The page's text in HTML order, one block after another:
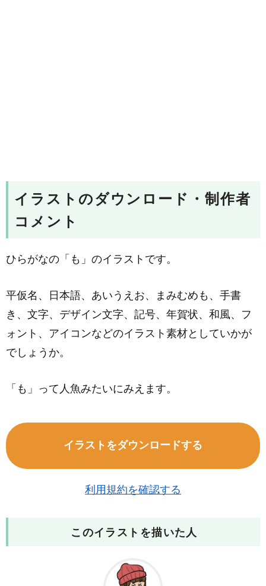
イラストのダウンロード・制作者
コメント
ひらがなの「も」のイラストです。
平仮名、日本語、あいうえお、まみむめも、手書
き、文字、デザイン文字、記号、年賀状、和風、フ
ォント、アイコンなどのイラスト素材としていかが
でしょうか。
「も」って人魚みたいにみえます。
イラストをダウンロードする
利用規約を確認する
このイラストを描いた人